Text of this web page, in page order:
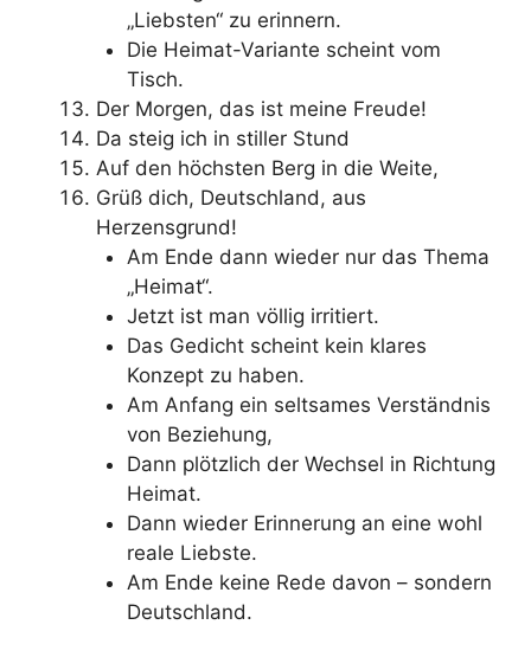
„Liebsten“ zu erinnern.
Die Heimat-Variante scheint vom
Tisch.
Der Morgen, das ist meine Freude!
Da steig ich in stiller Stund
Auf den höchsten Berg in die Weite,
Grüß dich, Deutschland, aus
Herzensgrund!
Am Ende dann wieder nur das Thema
„Heimat“.
Jetzt ist man völlig irritiert.
Das Gedicht scheint kein klares
Konzept zu haben.
Am Anfang ein seltsames Verständnis
von Beziehung,
Dann plötzlich der Wechsel in Richtung
Heimat.
Dann wieder Erinnerung an eine wohl
reale Liebste.
Am Ende keine Rede davon – sondern
Deutschland.